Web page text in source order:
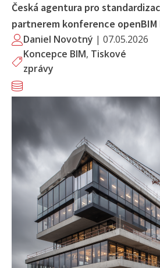
Česká agentura pro
partnerem konference openBIM
Daniel Novotný | 07.05.2026
Koncepce BIM, Tiskové
zprávy